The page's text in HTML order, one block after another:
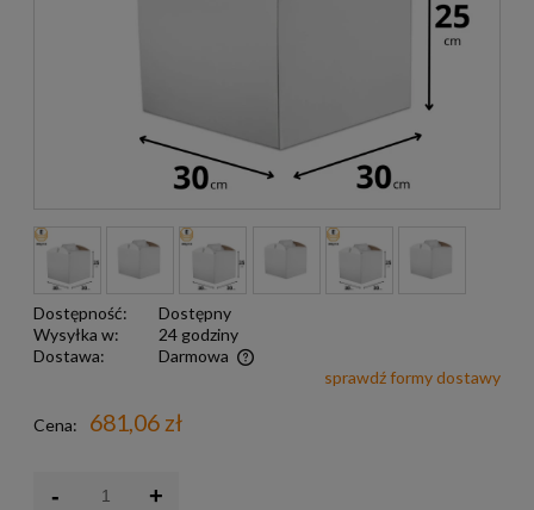
Dostępność:
Dostępny
Wysyłka w:
24 godziny
Dostawa:
Darmowa
sprawdź formy dostawy
Cena: 681,06 zł
- +